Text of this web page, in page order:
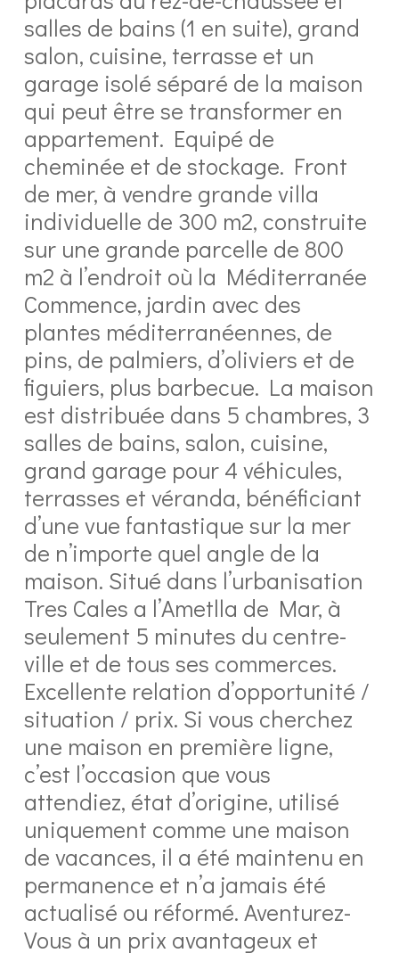
salles de bains (1 en suite), grand
salon, cuisine, terrasse et un
garage isolé séparé de la maison
qui peut être se transformer en
appartement. Equipé de
cheminée et de stockage. Front
de mer, à vendre grande villa
individuelle de 300 m2, construite
sur une grande parcelle de 800
m2 à l’endroit où la Méditerranée
Commence, jardin avec des
plantes méditerranéennes, de
pins, de palmiers, d’oliviers et de
figuiers, plus barbecue. La maison
est distribuée dans 5 chambres, 3
salles de bains, salon, cuisine,
grand garage pour 4 véhicules,
terrasses et véranda, bénéficiant
d’une vue fantastique sur la mer
de n’importe quel angle de la
maison. Situé dans l’urbanisation
Tres Cales a l’Ametlla de Mar, à
seulement 5 minutes du centre-
ville et de tous ses commerces.
Excellente relation d’opportunité /
situation / prix. Si vous cherchez
une maison en première ligne,
c’est l’occasion que vous
attendiez, état d’origine, utilisé
uniquement comme une maison
de vacances, il a été maintenu en
permanence et n’a jamais été
actualisé ou réformé. Aventurez-
Vous à un prix avantageux et